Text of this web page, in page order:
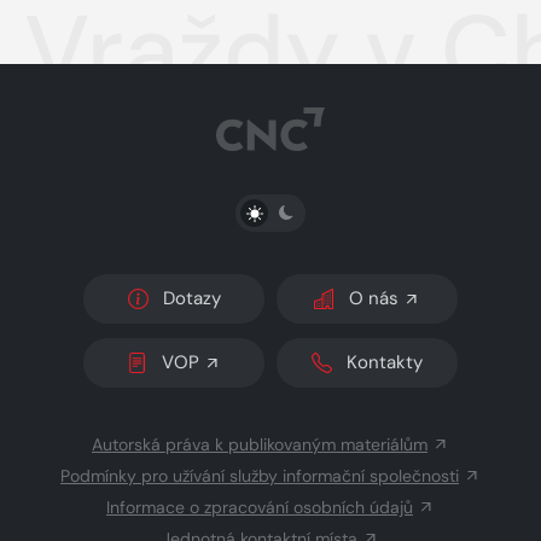
Vraždy v
PŘEPNOUT SVĚTLÝ/TMAVÝ REŽIM
Dotazy O nás
VOP Kontakty
Autorská práva k publikovaným materiálům
Podmínky pro užívání služby informační společnosti
Informace o zpracování osobních údajů